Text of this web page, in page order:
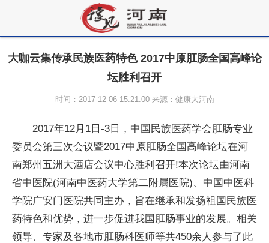
大咖云集传承民族医药特色 2017中原肛肠全国高峰论
坛胜利召开
时间：2017-12-06 15:21:00 来源：健康大河南
2017年12月1日-3日，中国民族医药学会肛肠专业
委员会第三次会议暨2017中原肛肠全国高峰论坛在河
南郑州五洲大酒店会议中心胜利召开!本次论坛由河南
省中医院(河南中医药大学第二附属医院)、中国中医科
学院广安门医院共同主办，旨在继承和发扬祖国民族医
药特色和优势，进一步促进我国肛肠事业的发展。相关
领导、专家及各地市肛肠科医师等共450余人参与了此